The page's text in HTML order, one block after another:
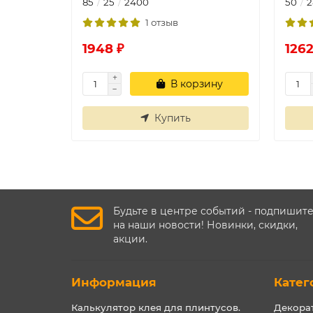
1 отзыв
1948 ₽
В корзину
Купить
Будьте в центре событий -
на наши новости! Новинки, скидки,
акции.
Информация
Калькулятор клея для плинтусов.